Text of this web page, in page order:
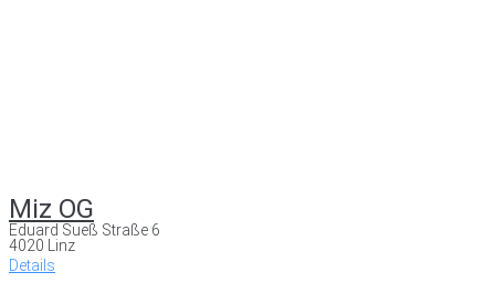
Miz OG
Eduard Sueß Straße 6
4020 Linz
Details